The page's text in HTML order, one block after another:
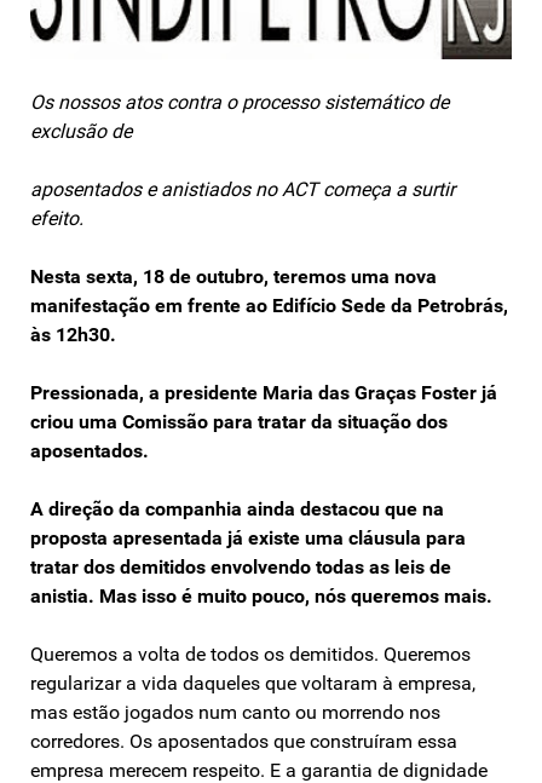
Os nossos atos contra o processo sistemático de
exclusão de
aposentados e anistiados no ACT começa a surtir
efeito.
Nesta sexta, 18 de outubro, teremos uma nova
manifestação em frente ao Edifício Sede da Petrobrás,
às 12h30.
Pressionada, a presidente Maria das Graças Foster já
criou uma Comissão para tratar da situação dos
aposentados.
A direção da companhia ainda destacou que na
proposta apresentada já existe uma cláusula para
tratar dos demitidos envolvendo todas as leis de
anistia. Mas isso é muito pouco, nós queremos mais.
Queremos a volta de todos os demitidos. Queremos
regularizar a vida daqueles que voltaram à empresa,
mas estão jogados num canto ou morrendo nos
corredores. Os aposentados que construíram essa
empresa merecem respeito. E a garantia de dignidade